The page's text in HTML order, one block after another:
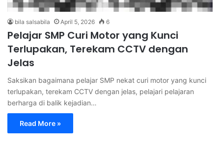
bila salsabila April 5, 2026 6
Pelajar SMP Curi Motor yang Kunci
Terlupakan, Terekam CCTV dengan
Jelas
Saksikan bagaimana pelajar SMP nekat curi motor yang kunci
terlupakan, terekam CCTV dengan jelas, pelajari pelajaran
berharga di balik kejadian…
Read More »